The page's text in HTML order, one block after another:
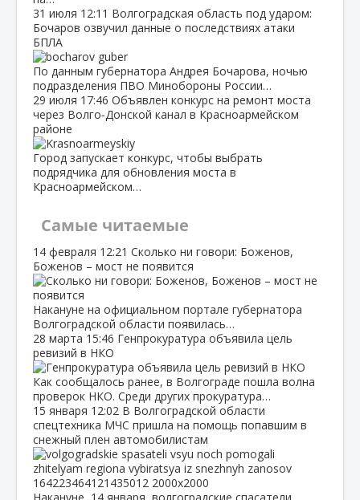
31 июля 12:11 Волгоградская область под ударом:
Бочаров озвучил данные о последствиях атаки
БПЛА
По данным губернатора Андрея Бочарова, ночью
подразделения ПВО Минобороны России…
29 июля 17:46 Объявлен конкурс на ремонт моста
через Волго‑Донской канал в Красноармейском
районе
Город запускает конкурс, чтобы выбрать
подрядчика для обновления моста в
Красноармейском…
Самые читаемые
14 февраля 12:21 Сколько ни говори: Боженов,
Боженов – мост не появится
Накануне на официальном портале губернатора
Волгоградской области появилась…
28 марта 15:46 Генпрокуратура объявила цель
ревизий в НКО
Как сообщалось ранее, в Волгограде пошла волна
проверок НКО. Среди других прокуратура…
15 января 12:02 В Волгоградской области
спецтехника МЧС пришла на помощь попавшим в
снежный плен автомобилистам